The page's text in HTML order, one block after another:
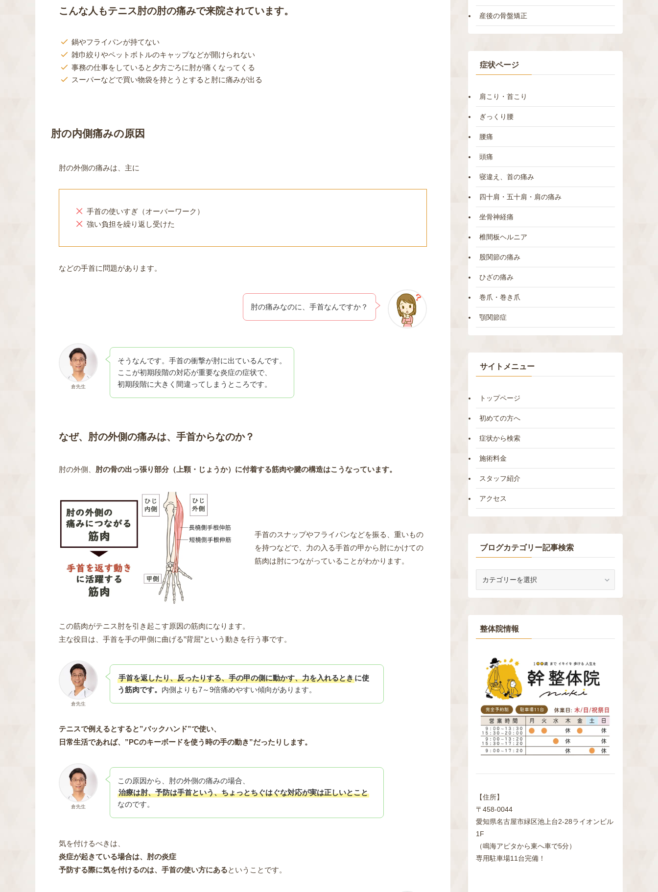
こんな人もテニス肘の肘の痛みで来院されています。
鍋やフライパンが持てない
雑巾絞りやペットボトルのキャップなどが開けられない
事務の仕事をしていると夕方ごろに肘が痛くなってくる
スーパーなどで買い物袋を持とうとすると肘に痛みが出る
肘の内側痛みの原因
肘の外側の痛みは、主に
手首の使いすぎ（オーバーワーク）
強い負担を繰り返し受けた
などの手首に問題があります。
肘の痛みなのに、手首なんですか？
倉先生
そうなんです。手首の衝撃が肘に出ているんです。
ここが初期段階の対応が重要な炎症の症状で、
初期段階に大きく間違ってしまうところです。
なぜ、肘の外側の痛みは、手首からなのか？
肘の外側、 肘の骨の出っ張り部分（上顆・じょうか）に付着する筋肉や腱の構造はこうなっています。
手首のスナップやフライパンなどを振る、重いもの
を持つなどで、力の入る手首の甲から肘にかけての
筋肉は肘につながっていることがわかります。
この筋肉がテニス肘を引き起こす原因の筋肉になります。
主な役目は、手首を手の甲側に曲げる”背屈”という動きを行う事です。
倉先生
手首を返したり、反ったりする、手の甲の側に動かす、力を入れるときに使
う筋肉です。 内側よりも7～9倍痛めやすい傾向があります。
テニスで例えるとすると”バックハンド”で使い、
日常生活であれば、”PCのキーボードを使う時の手の動き”だったりします。
倉先生
この原因から、肘の外側の痛みの場合、
治療は肘、予防は手首という、ちょっとちぐはぐな対応が実は正しいとこと
なのです。
気を付けるべきは、
炎症が起きている場合は、肘の炎症
予防する際に気を付けるのは、手首の使い方にあるということです。
産後の骨盤矯正
症状ページ
肩こり・首こり
ぎっくり腰
腰痛
頭痛
寝違え、首の痛み
四十肩・五十肩・肩の痛み
坐骨神経痛
椎間板ヘルニア
股関節の痛み
ひざの痛み
巻爪・巻き爪
顎関節症
サイトメニュー
トップページ
初めての方へ
症状から検索
施術料金
スタッフ紹介
アクセス
ブログカテゴリー記事検索
テ
ゴ
リ
整体院情報
【住所】
〒458-0044
愛知県名古屋市緑区池上台2‐28ライオンビル
1F
（鳴海アピタから東へ車で5分）
専用駐車場11台完備！